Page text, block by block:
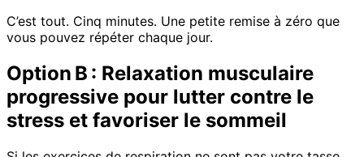
C’est tout. Cinq minutes. Une petite remise à zéro que
vous pouvez répéter chaque jour.
Option B : Relaxation musculaire
progressive pour lutter contre le
stress et favoriser le sommeil